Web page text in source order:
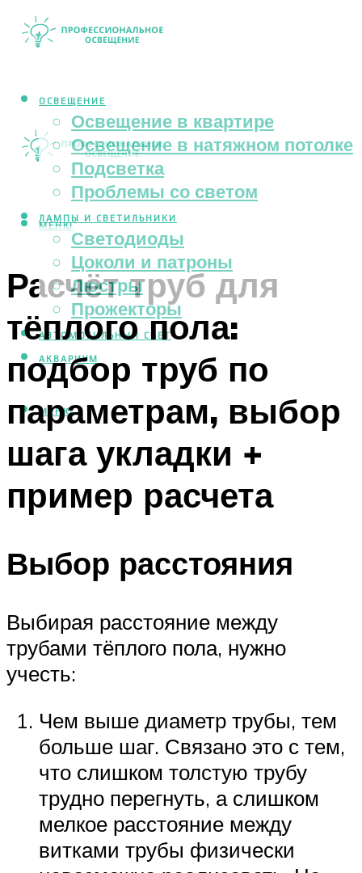
ОСВЕЩЕНИЕ
Освещение в квартире
Освещение в натяжном потолке
Подсветка
Проблемы со светом
ЛАМПЫ И СВЕТИЛЬНИКИ
Светодиоды
Цоколи и патроны
Люстры
Прожекторы
АВТОМОБИЛЬНЫЙ СВЕТ
АКВАРИУМ
МЕНЮ
МЕНЮ
Расчёт труб для
тёплого пола:
подбор труб по
параметрам, выбор
шага укладки +
пример расчета
Выбор расстояния
Выбирая расстояние между
трубами тёплого пола, нужно
учесть:
Чем выше диаметр трубы, тем
больше шаг. Связано это с тем,
что слишком толстую трубу
трудно перегнуть, а слишком
мелкое расстояние между
витками трубы физически